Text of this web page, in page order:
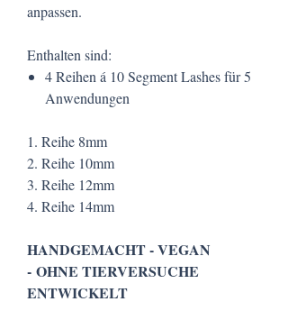
anpassen.
Enthalten sind:
4 Reihen á 10 Segment Lashes für 5
Anwendungen
1. Reihe 8mm
2. Reihe 10mm
3. Reihe 12mm
4. Reihe 14mm
HANDGEMACHT - VEGAN
- OHNE TIERVERSUCHE
ENTWICKELT​